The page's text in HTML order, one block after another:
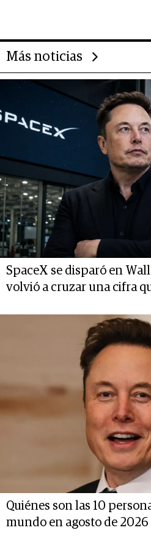
Más noticias
SpaceX se disparó en
volvió a cruzar una cifra
Quiénes son las 10
mundo en agosto de 2026